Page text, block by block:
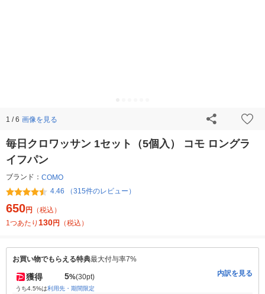
1 / 6 画像を見る
毎日クロワッサン 1セット（5個入） コモ ロングラ
イフパン
ブランド： COMO
4.46 （315件のレビュー）
650円
（税込）
1つあたり 130円 （税込）
お買い物でもらえる特典最大付与率7%
獲得 5%(30pt)
うち4.5%は利用先・期間限定
内訳を見る